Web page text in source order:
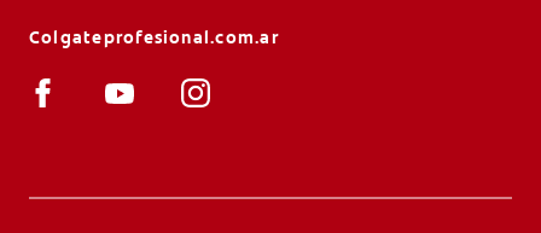
Colgateprofesional.com.ar